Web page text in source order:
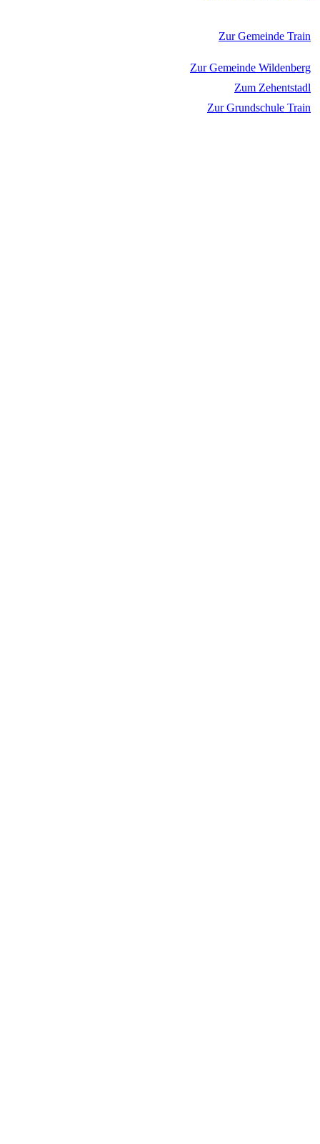
Zur Gemeinde Train
Zur Gemeinde Wildenberg
Zum Zehentstadl
Zur Grundschule Train